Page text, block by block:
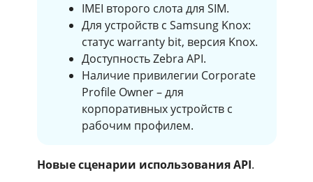
IMEI второго слота для SIM.
Для устройств с Samsung Knox:
статус warranty bit, версия Knox.
Доступность Zebra API.
Наличие привилегии Corporate
Profile Owner – для
корпоративных устройств с
рабочим профилем.
Новые сценарии использования API.